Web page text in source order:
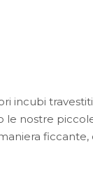
incubi
le nostre
ficcante,